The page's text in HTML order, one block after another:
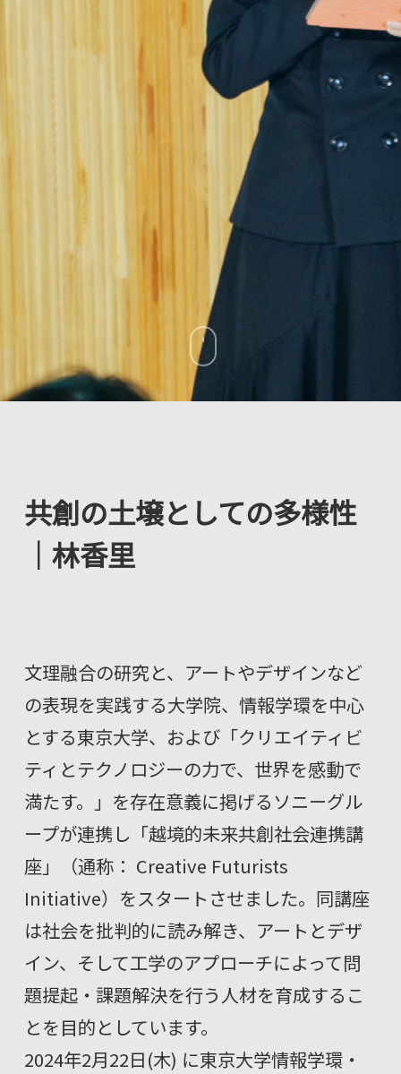
共創の土壌としての多様性
｜林香里
文理融合の研究と、アートやデザインなど
の表現を実践する大学院、情報学環を中心
とする東京大学、および「クリエイティビ
ティとテクノロジーの力で、世界を感動で
満たす。」を存在意義に掲げるソニーグル
ープが連携し「越境的未来共創社会連携講
座」（通称： Creative Futurists
Initiative）をスタートさせました。同講座
は社会を批判的に読み解き、アートとデザ
イン、そして工学のアプローチによって問
題提起・課題解決を行う人材を育成するこ
とを目的としています。
2024年2月22日(木) に東京大学情報学環・